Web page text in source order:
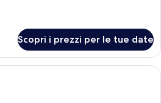
Scopri i prezzi per le tue date
Una camera d'albergo moderna